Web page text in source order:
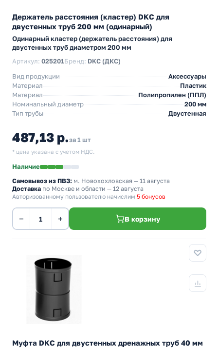
Держатель расстояния (кластер) DKC для
двустенных труб 200 мм (одинарный)
Одинарный кластер (держатель расстояния) для
двустенных труб диаметром 200 мм
Артикул: 025201Бренд: DKC (ДКС)
Вид продукции
Аксессуары
Материал
Пластик
Материал
Полипропилен (ППЛ)
Номинальный диаметр
200 мм
Тип трубы
Двустенная
487,13 р.за 1 шт
* цена указана с учетом НДС.
Наличие
Самовывоз из ПВЗ: м. Новохохловская — 11 августа
Доставка по Москве и области — 12 августа
Авторизованному пользователю начислим 5 бонусов
− + В корзину
Муфта DKC для двустенных дренажных труб 40 мм